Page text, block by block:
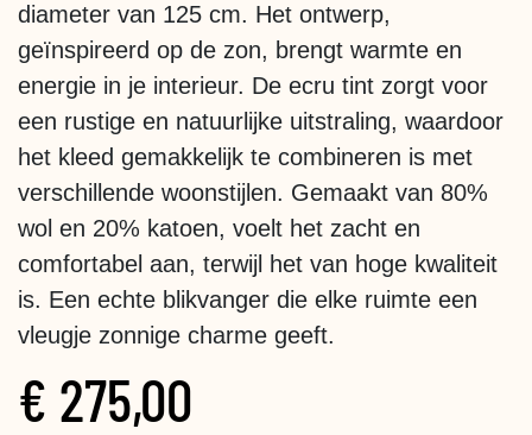
diameter van 125 cm. Het ontwerp,
geïnspireerd op de zon, brengt warmte en
energie in je interieur. De ecru tint zorgt voor
een rustige en natuurlijke uitstraling, waardoor
het kleed gemakkelijk te combineren is met
verschillende woonstijlen. Gemaakt van 80%
wol en 20% katoen, voelt het zacht en
comfortabel aan, terwijl het van hoge kwaliteit
is. Een echte blikvanger die elke ruimte een
vleugje zonnige charme geeft.
€ 275,00